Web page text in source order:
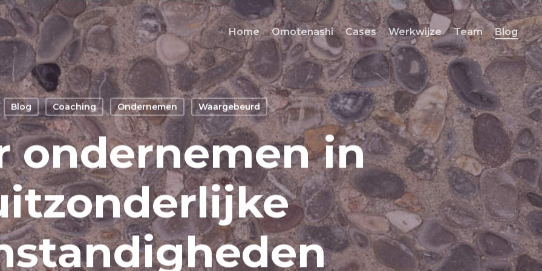
Home Omotenashi Cases Werkwijze Team Blog
Blog Coaching Ondernemen Waargebeurd
ondernemen in